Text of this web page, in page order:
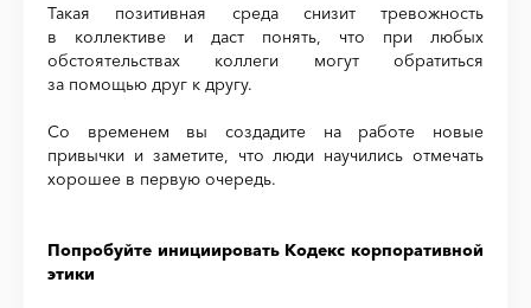
Такая позитивная среда снизит тревожность
в коллективе и даст понять, что при любых
обстоятельствах коллеги могут обратиться
за помощью друг к другу.
Со временем вы создадите на работе новые
привычки и заметите, что люди научились отмечать
хорошее в первую очередь.
Попробуйте инициировать Кодекс корпоративной
этики